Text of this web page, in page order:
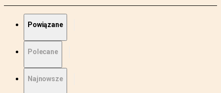
Powiązane
Polecane
Najnowsze